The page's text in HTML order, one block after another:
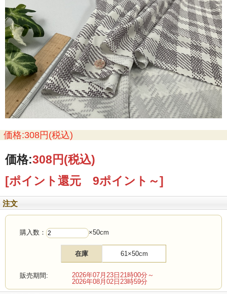
価格:308円(税込)
価格:308円(税込)
[ポイント還元 9ポイント～]
注文
購入数： ×50cm
在庫 61×50cm
販売期間:
2026年07月23日21時00分～
2026年08月02日23時59分